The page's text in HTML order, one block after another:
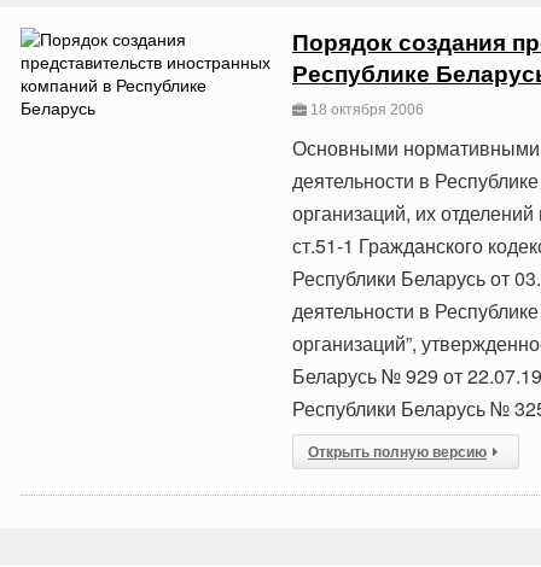
Порядок создания
Республике
18 октября 2006
Основными нормативными
деятельности в
организаций, их
ст.51-1 Гражданского
Республики Беларусь от
деятельности в
организаций”,
Беларусь № 929 от
Республики Беларусь №
Открыть полную версию